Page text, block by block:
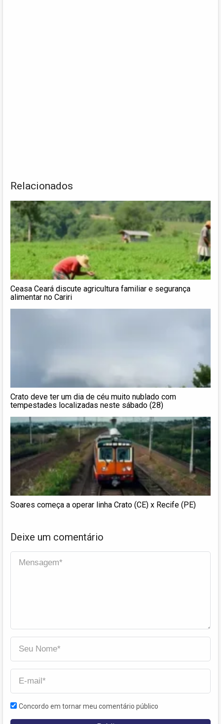
Relacionados
Ceasa Ceará discute agricultura familiar e segurança
alimentar no Cariri
Crato deve ter um dia de céu muito nublado com
tempestades localizadas neste sábado (28)
Soares começa a operar linha Crato (CE) x Recife (PE)
Deixe um comentário
Concordo em tornar meu comentário público